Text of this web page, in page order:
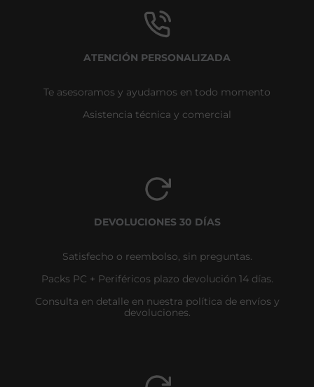
ATENCIÓN PERSONALIZADA
Te asesoramos y ayudamos en todo momento
Asistencia técnica y comercial
DEVOLUCIONES 30 DÍAS
Satisfecho o reembolso, sin preguntas.
Packs PC + Periféricos plazo devolución 14 días.
Consulta en detalle en nuestra política de envíos y
devoluciones.